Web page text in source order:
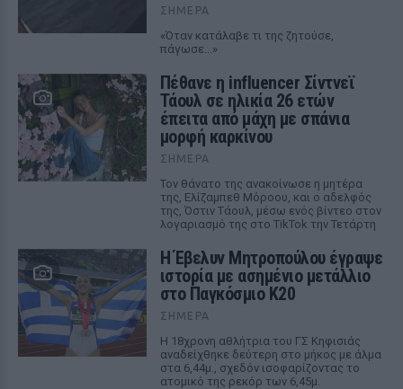
ΣΉΜΕΡΑ
«Όταν κατάλαβε τι της ζητούσε,
πάγωσε...»
Πέθανε η influencer Σίντνεϊ
Τάουλ σε ηλικία 26 ετών
έπειτα από μάχη με σπάνια
μορφή καρκίνου
ΣΉΜΕΡΑ
Τον θάνατο της ανακοίνωσε η μητέρα
της, Ελίζαμπεθ Μόροου, και ο αδελφός
της, Όστιν Τάουλ, μέσω ενός βίντεο στον
λογαριασμό της στο TikTok την Τετάρτη
Η Έβελυν Μητροπούλου έγραψε
ιστορία με ασημένιο μετάλλιο
στο Παγκόσμιο Κ20
ΣΉΜΕΡΑ
Η 18χρονη αθλήτρια του ΓΣ Κηφισιάς
αναδείχθηκε δεύτερη στο μήκος με άλμα
στα 6,44μ., σχεδόν ισοφαρίζοντας το
ατομικό της ρεκόρ των 6,45μ.